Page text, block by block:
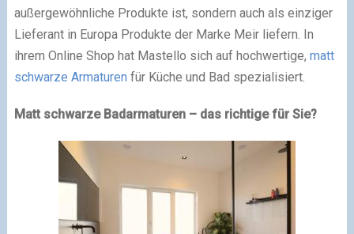
außergewöhnliche Produkte ist, sondern auch als einziger
Lieferant in Europa Produkte der Marke Meir liefern. In
ihrem Online Shop hat Mastello sich auf hochwertige, matt
schwarze Armaturen für Küche und Bad spezialisiert.
Matt schwarze Badarmaturen – das richtige für Sie?